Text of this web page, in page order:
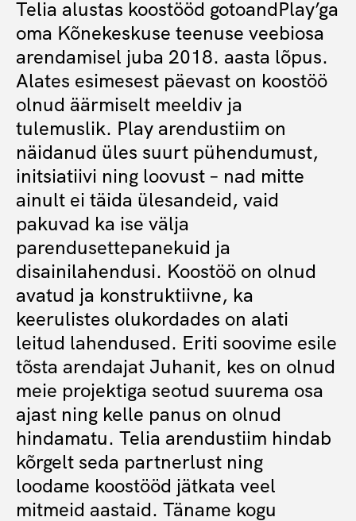
Telia alustas koostööd gotoandPlay’ga
oma Kõnekeskuse teenuse veebiosa
arendamisel juba 2018. aasta lõpus.
Alates esimesest päevast on koostöö
olnud äärmiselt meeldiv ja
tulemuslik. Play arendustiim on
näidanud üles suurt pühendumust,
initsiatiivi ning loovust – nad mitte
ainult ei täida ülesandeid, vaid
pakuvad ka ise välja
parendusettepanekuid ja
disainilahendusi. Koostöö on olnud
avatud ja konstruktiivne, ka
keerulistes olukordades on alati
leitud lahendused. Eriti soovime esile
tõsta arendajat Juhanit, kes on olnud
meie projektiga seotud suurema osa
ajast ning kelle panus on olnud
hindamatu. Telia arendustiim hindab
kõrgelt seda partnerlust ning
loodame koostööd jätkata veel
mitmeid aastaid. Täname kogu